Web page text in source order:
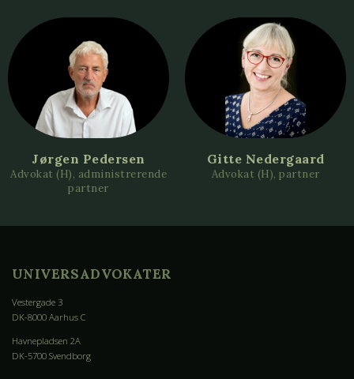
Jørgen Pedersen
Advokat (H), administrerende
partner
Gitte Nedergaard
Advokat (H), partner
UNIVERSADVOKATER
Vestergade 3
DK-8000 Aarhus C
Havnepladsen 2A
DK-5700 Svendborg